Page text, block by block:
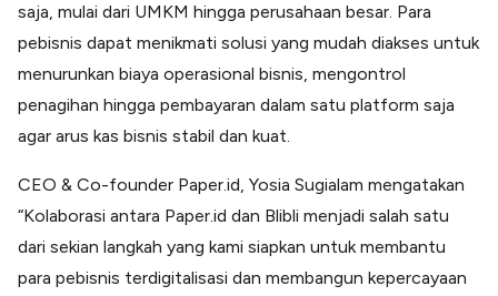
saja, mulai dari UMKM hingga perusahaan besar. Para
pebisnis dapat menikmati solusi yang mudah diakses untuk
menurunkan biaya operasional bisnis, mengontrol
penagihan hingga pembayaran dalam satu platform saja
agar arus kas bisnis stabil dan kuat.
CEO & Co-founder Paper.id, Yosia Sugialam mengatakan
“Kolaborasi antara Paper.id dan Blibli menjadi salah satu
dari sekian langkah yang kami siapkan untuk membantu
para pebisnis terdigitalisasi dan membangun kepercayaan